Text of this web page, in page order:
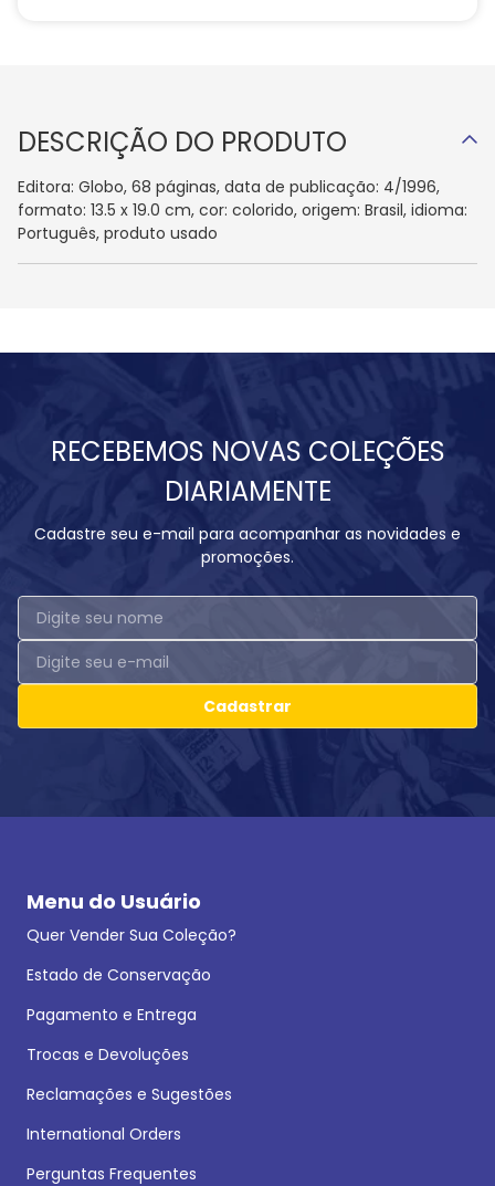
DESCRIÇÃO DO PRODUTO
Editora: Globo, 68 páginas, data de publicação: 4/1996,
formato: 13.5 x 19.0 cm, cor: colorido, origem: Brasil, idioma:
Português, produto usado
RECEBEMOS NOVAS COLEÇÕES
DIARIAMENTE
Cadastre seu e-mail para acompanhar as novidades e
promoções.
Cadastrar
Menu do Usuário
Quer Vender Sua Coleção?
Estado de Conservação
Pagamento e Entrega
Trocas e Devoluções
Reclamações e Sugestões
International Orders
Perguntas Frequentes